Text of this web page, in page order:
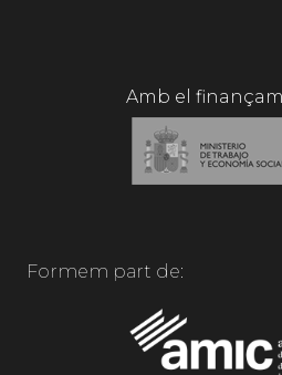
Amb el
Formem part de: